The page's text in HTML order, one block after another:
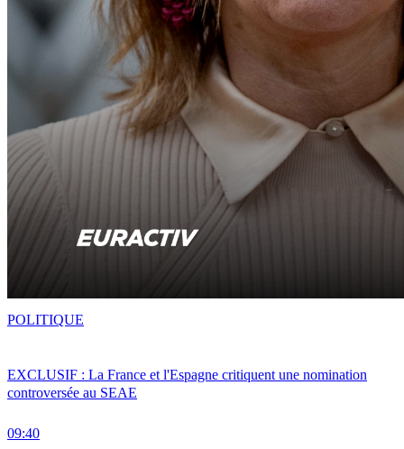
EXCLUSIF : La France et l'Espagne critiquent une nomination
controversée au SEAE
09:40
POLITIQUE